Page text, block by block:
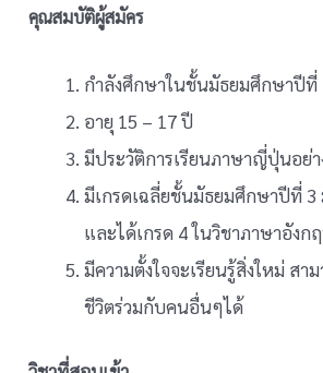
คุณสมบัติผู้สมัคร
กำลังศึกษาในชั้นมัธยมศึกษาปีที่
อายุ 15 – 17 ปี
มีประวัติการเรียนภาษาญี่ปุ่นอย่
มีเกรดเฉลี่ยชั้นมัธยมศึกษาปีที่ 3
และได้เกรด 4 ในวิชาภาษาอังก
มีความตั้งใจจะเรียนรู้สิ่งใหม่ สา
ชีวิตร่วมกับคนอื่นๆได้